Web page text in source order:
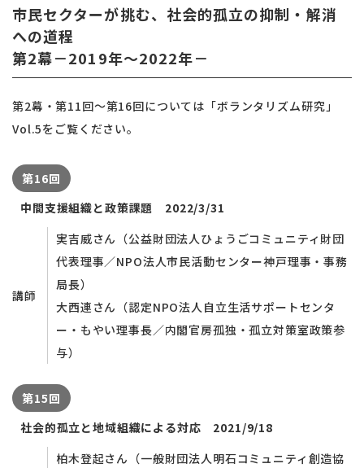
市民セクターが挑む、社会的孤立の抑制・解消
への道程
第2幕－2019年～2022年－
第2幕・第11回～第16回については「ボランタリズム研究」
Vol.5をご覧ください。
第16回
中間支援組織と政策課題 2022/3/31
講師
実吉威さん（公益財団法人ひょうごコミュニティ財団
代表理事／NPO法人市民活動センター神戸理事・事務
局長）
大西連さん（認定NPO法人自立生活サポートセンタ
ー・もやい理事長／内閣官房孤独・孤立対策室政策参
与）
第15回
社会的孤立と地域組織による対応 2021/9/18
柏木登起さん（一般財団法人明石コミュニティ創造協